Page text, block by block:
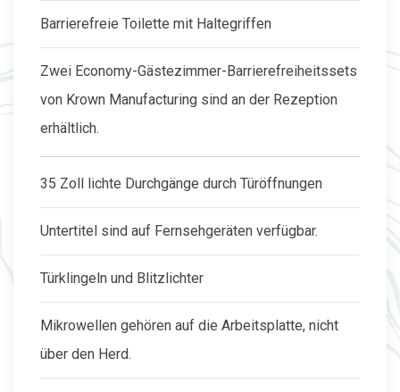
Barrierefreie Toilette mit Haltegriffen
Zwei Economy-Gästezimmer-Barrierefreiheitssets
von Krown Manufacturing sind an der Rezeption
erhältlich.
35 Zoll lichte Durchgänge durch Türöffnungen
Untertitel sind auf Fernsehgeräten verfügbar.
Türklingeln und Blitzlichter
Mikrowellen gehören auf die Arbeitsplatte, nicht
über den Herd.